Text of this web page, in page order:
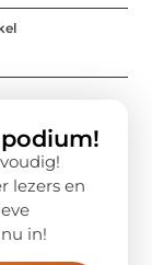
lezers en
in!